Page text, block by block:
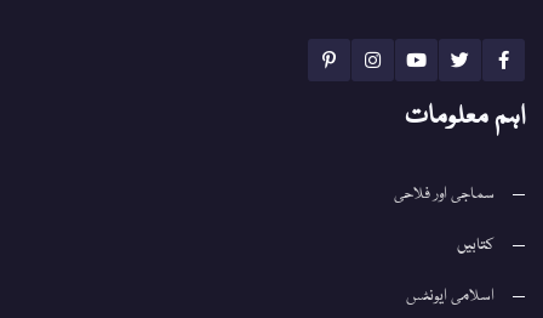
اہم معلومات
سماجی اور فلاحی
کتابیں
اسلامی ایونٹس